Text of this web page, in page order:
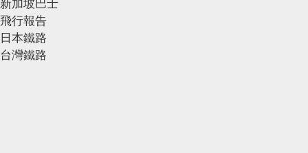
新加坡巴士
飛行報告
日本鐵路
台灣鐵路